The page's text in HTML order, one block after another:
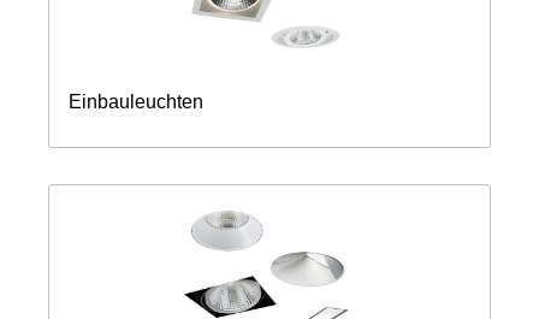
Einbauleuchten